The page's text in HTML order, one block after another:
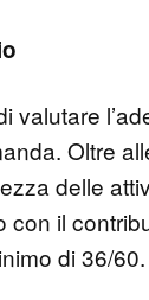
valutare
Oltre
delle
con il
di 36/60.